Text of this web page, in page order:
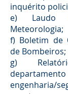
inquérito
e) Laudo
Meteorologia;
f) Boletim de
de Bombeiros;
g)